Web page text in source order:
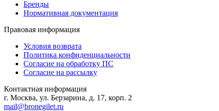
Бренды
Нормативная документация
Правовая информация
Условия возврата
Политика конфиденциальности
Согласие на обработку ПС
Согласие на рассылку
Контактная информация
г. Москва, ул. Берзарина, д. 17, корп. 2
mail@bronegilet.ru